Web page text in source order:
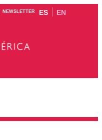
NEWSLETTER ES EN